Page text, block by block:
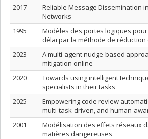
2017
Reliable Message Dissemination
Networks
1995
Modèles des portes logiques
délai par la méthode de
2023
A multi-agent nudge-based
mitigation online
2020
Towards using intelligent
specialists in their tasks
2025
Empowering code review
multi-task-driven, and human-
2001
Modélisation des effets réseaux
matières dangereuses